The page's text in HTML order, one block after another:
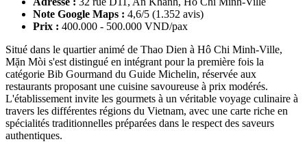
Note Google Maps : 4,6/5 (1.352 avis)
Prix : 400.000 - 500.000 VND/pax
Situé dans le quartier animé de Thao Dien à Hô Chi Minh-Ville,
Mặn Mòi s'est distingué en intégrant pour la première fois la
catégorie Bib Gourmand du Guide Michelin, réservée aux
restaurants proposant une cuisine savoureuse à prix modérés.
L'établissement invite les gourmets à un véritable voyage culinaire à
travers les différentes régions du Vietnam, avec une carte riche en
spécialités traditionnelles préparées dans le respect des saveurs
authentiques.